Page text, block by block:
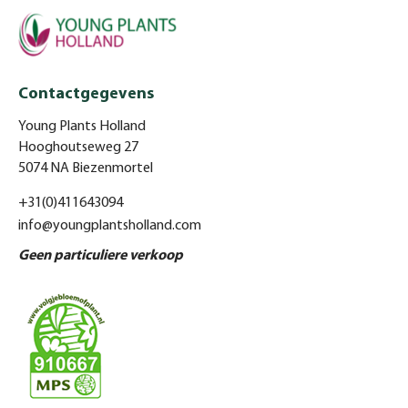
Contactgegevens
Young Plants Holland
Hooghoutseweg 27
5074 NA Biezenmortel
+31(0)411643094
info@youngplantsholland.com
Geen particuliere verkoop